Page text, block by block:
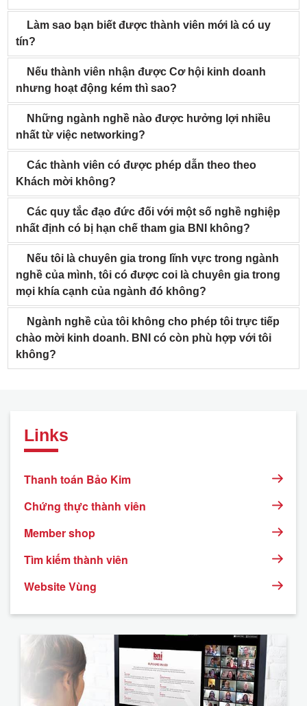
Làm sao bạn biết được thành viên mới là có uy
tín?
Nếu thành viên nhận được Cơ hội kinh doanh
nhưng hoạt động kém thì sao?
Những ngành nghề nào được hưởng lợi nhiều
nhất từ việc networking?
Các thành viên có được phép dẫn theo theo
Khách mời không?
Các quy tắc đạo đức đối với một số nghề nghiệp
nhất định có bị hạn chế tham gia BNI không?
Nếu tôi là chuyên gia trong lĩnh vực trong ngành
nghề của mình, tôi có được coi là chuyên gia trong
mọi khía cạnh của ngành đó không?
Ngành nghề của tôi không cho phép tôi trực tiếp
chào mời kinh doanh. BNI có còn phù hợp với tôi
không?
Links
Thanh toán Bảo Kim
Chứng thực thành viên
Member shop
Tìm kiếm thành viên
Website Vùng